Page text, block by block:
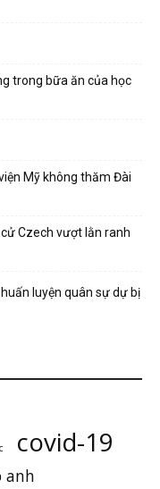
trong bữa ăn của học
Mỹ không thăm Đài
Czech vượt lằn ranh
luyện quân sự dự bị
covid-19
anh